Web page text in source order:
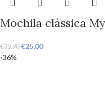
Mochila clássica
€38,90 €25,00
-36%